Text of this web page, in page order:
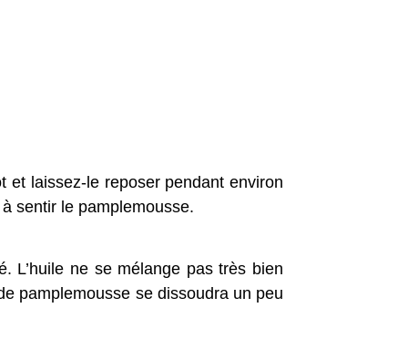
et laissez-le reposer pendant environ
sentir le pamplemousse.
L’huile ne se mélange pas très bien
pamplemousse se dissoudra un peu